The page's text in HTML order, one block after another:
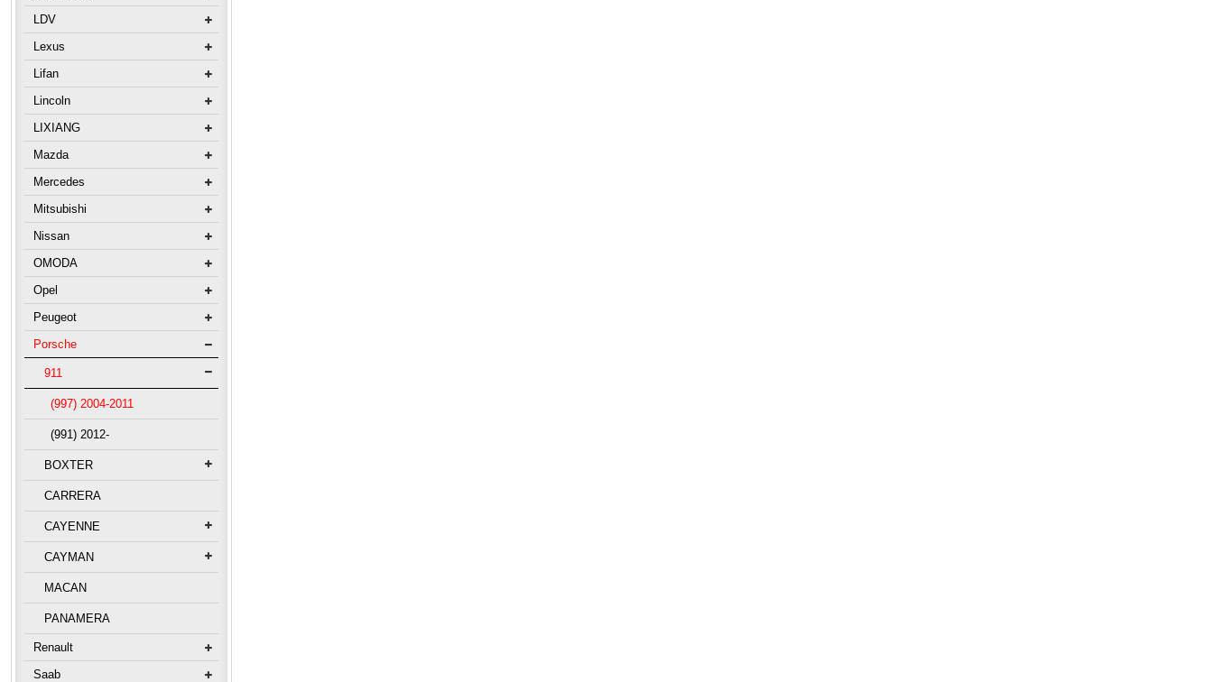
LDV
Lexus
Lifan
Lincoln
LIXIANG
Mazda
Mercedes
Mitsubishi
Nissan
OMODA
Opel
Peugeot
Porsche
911
(997) 2004-2011
(991) 2012-
BOXTER
CARRERA
CAYENNE
CAYMAN
MACAN
PANAMERA
Renault
Saab